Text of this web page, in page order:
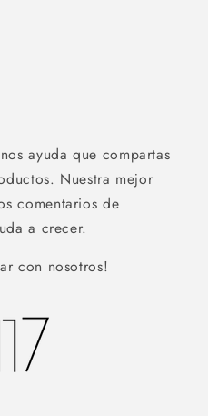
ayuda que compartas
Nuestra mejor
comentarios de
a crecer.
con nosotros!